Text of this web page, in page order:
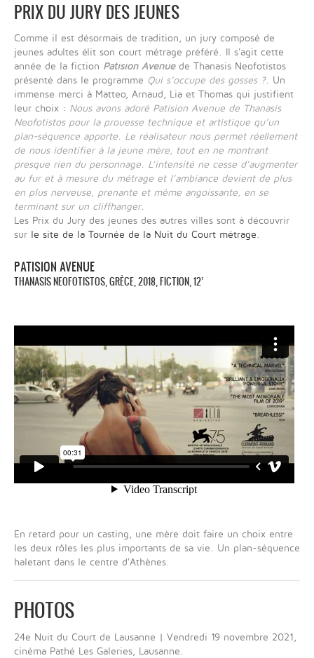
PRIX DU JURY DES JEUNES
Comme il est désormais de tradition, un jury composé de
jeunes adultes élit son court métrage préféré. Il s'agit cette
année de la fiction Patision Avenuede Thanasis Neofotistos
présenté dans le programme Qui s’occupe des gosses ?. Un
immense merci à Matteo, Arnaud, Lia et Thomas qui justifient
leur choix : Nous avons adoré Patision Avenue de Thanasis
Neofotistos pour la prouesse technique et artistique qu’un
plan-séquence apporte. Le réalisateur nous permet réellement
de nous identifier à la jeune mère, tout en ne montrant
presque rien du personnage. L’intensité ne cesse d’augmenter
au fur et à mesure du métrage et l’ambiance devient de plus
en plus nerveuse, prenante et même angoissante, en se
terminant sur un cliffhanger.
Les Prix du Jury des jeunes des autres villes sont à découvrir
sur
le site de la Tournée de la Nuit du Court métrage.
PATISION AVENUE
THANASIS NEOFOTISTOS, GRÈCE, 2018, FICTION, 12’
En retard pour un casting, une mère doit faire un choix entre
les deux rôles les plus importants de sa vie. Un plan-séquence
haletant dans le centre d'Athènes.
PHOTOS
24e Nuit du Court de Lausanne | Vendredi 19 novembre 2021,
cinéma Pathé Les Galeries, Lausanne.